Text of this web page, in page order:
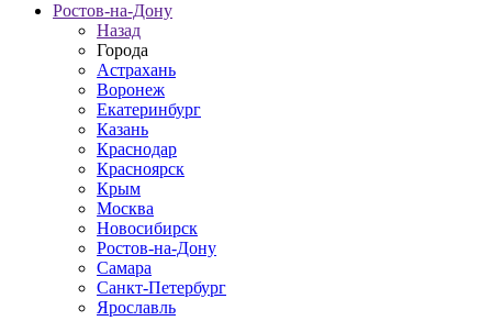
Ростов-на-Дону
Назад
Города
Астрахань
Воронеж
Екатеринбург
Казань
Краснодар
Красноярск
Крым
Москва
Новосибирск
Ростов-на-Дону
Самара
Санкт-Петербург
Ярославль